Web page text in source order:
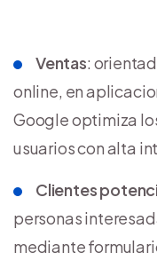
Ventas:
online, en
Google optimiza
usuarios con alta
Clientes
personas
mediante